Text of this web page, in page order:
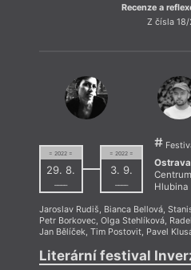
Recenze a
Z čísla
= 2022 =
29. 8.
––––
= 2022 =
3. 9.
––––
Ostrava
Hlubina
Jaroslav Rudiš, Bianca Bellová,
Petr Borkovec,Olga Stehlíková,
Jan Bělíček,Tim Postovit, Pavel
Literární festival